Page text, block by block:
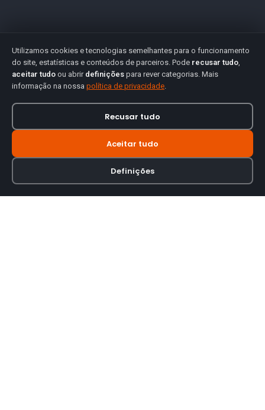
Utilizamos cookies e tecnologias semelhantes para o funcionamento
do site, estatísticas e conteúdos de parceiros. Pode recusar tudo,
aceitar tudo ou abrir definições para rever categorias. Mais
informação na nossa política de privacidade.
Recusar tudo
Aceitar tudo
Definições